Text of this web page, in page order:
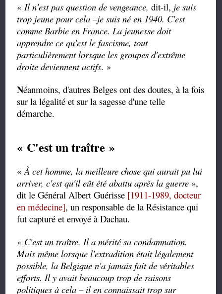
«Il n'est pas question de vengeance, dit-il, je suis
trop jeune pour cela –je suis né en 1940. C'est
comme Barbie en France. La jeunesse doit
apprendre ce qu'est le fascisme, tout
particulièrement lorsque les groupes d'extrême
droite deviennent actifs. »
Néanmoins, d'autres Belges ont des doutes, à la fois
sur la légalité et sur la sagesse d'une telle
démarche.
« C'est un traître »
«À cet homme, la meilleure chose qui aurait pu lui
arriver, c'est qu'il eût été abattu après la guerre »,
dit le Général Albert Guérisse [1911-1989, docteur
en médecine], un responsable de la Résistance qui
fut capturé et envoyé à Dachau.
« C'est un traître. Il a mérité sa condamnation.
Mais même lorsque l'extradition était légalement
possible, la Belgique n'a jamais fait de véritables
efforts. Il y avait beaucoup trop de raisons
politiques à cela – il en connaissait trop sur